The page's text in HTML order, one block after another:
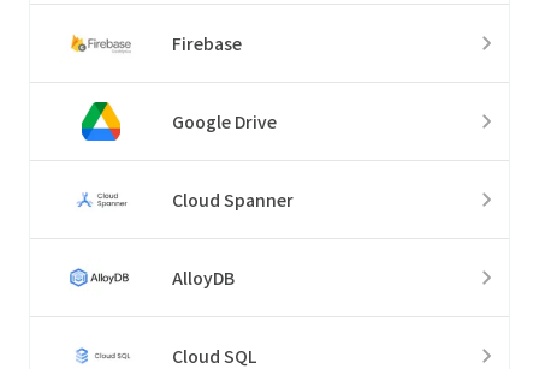
Firebase
Google Drive
Cloud Spanner
AlloyDB
Cloud SQL